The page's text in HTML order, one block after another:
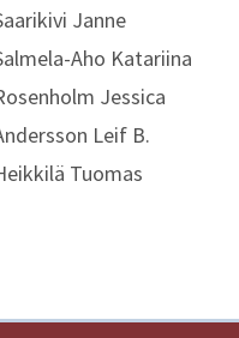
Janne
Aho Katariina
Jessica
Leif B.
Tuomas